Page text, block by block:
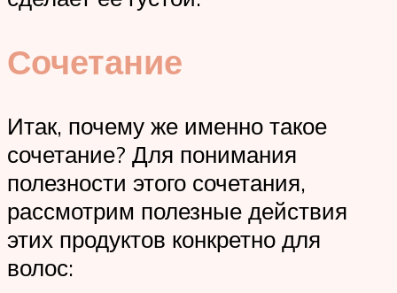
Сочетание
Итак, почему же именно такое
сочетание? Для понимания
полезности этого сочетания,
рассмотрим полезные действия
этих продуктов конкретно для
волос: